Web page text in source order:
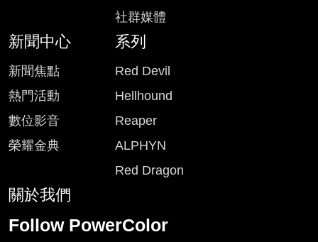
社群媒體
新聞中心
新聞焦點
熱門活動
數位影音
榮耀金典
系列
Red Devil
Hellhound
Reaper
ALPHYN
Red Dragon
關於我們
Follow PowerColor